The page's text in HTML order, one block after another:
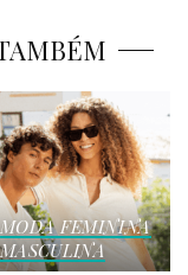
MODA FEMININA